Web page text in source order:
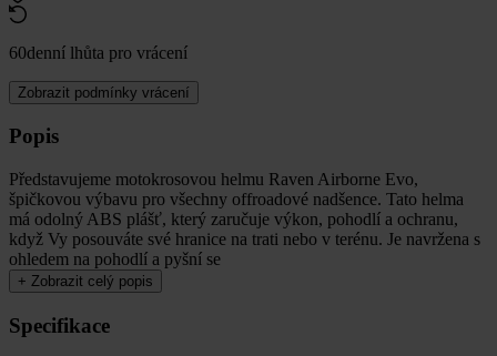
60denní lhůta pro vrácení
Zobrazit podmínky vrácení
Popis
Představujeme motokrosovou helmu Raven Airborne Evo,
špičkovou výbavu pro všechny offroadové nadšence. Tato helma
má odolný ABS plášť, který zaručuje výkon, pohodlí a ochranu,
když Vy posouváte své hranice na trati nebo v terénu. Je navržena s
ohledem na pohodlí a pyšní se
+ Zobrazit celý popis
Specifikace